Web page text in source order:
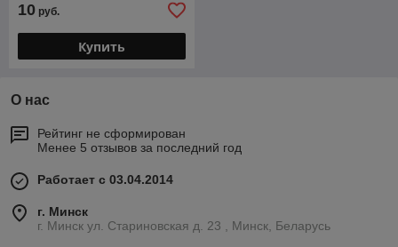
10 руб.
Купить
О нас
Рейтинг не сформирован
Менее 5 отзывов за последний год
Работает с 03.04.2014
г. Минск
г. Минск ул. Стариновская д. 23 , Минск, Беларусь